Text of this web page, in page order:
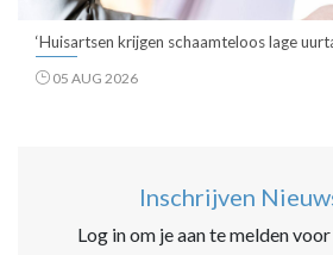
‘Huisartsen krijgen schaamteloos lage
05 AUG 2026
Inschrijven
Log in om je aan te melden